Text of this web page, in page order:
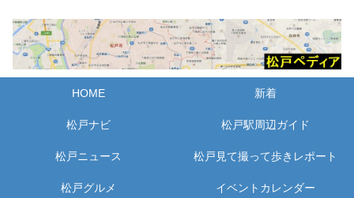
HOME 新着
松戸ナビ 松戸駅周辺ガイド
松戸ニュース 松戸見て撮って歩きレポート
松戸グルメ イベントカレンダー